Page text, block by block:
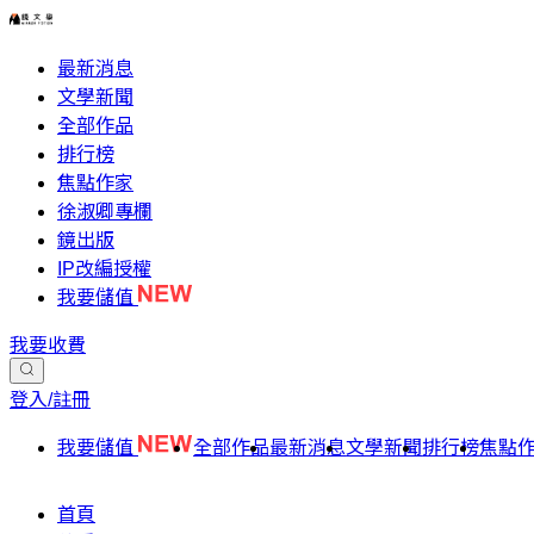
最新消息
文學新聞
全部作品
排行榜
焦點作家
徐淑卿專欄
鏡出版
IP改編授權
我要儲值
我要收費
登入/註冊
我要儲值 全部作品最新消息文學新聞排行榜焦點
首頁